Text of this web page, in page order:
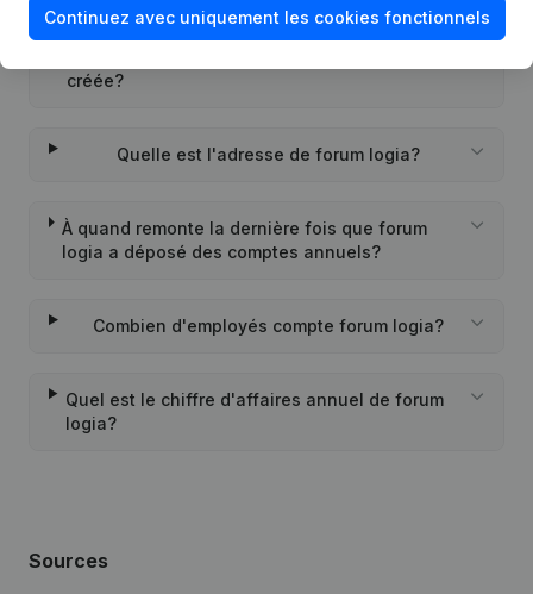
créée?
Quelle est l'adresse de forum logia?
À quand remonte la dernière fois que forum
logia a déposé des comptes annuels?
Combien d'employés compte forum logia?
Quel est le chiffre d'affaires annuel de forum
logia?
Sources
Continuez avec uniquement les cookies fonctionnels